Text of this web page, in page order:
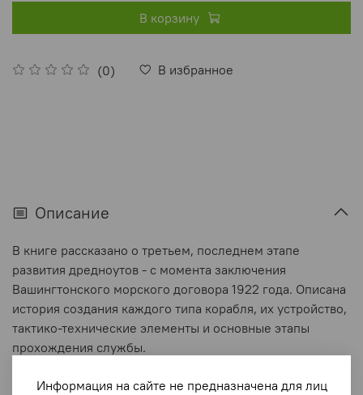
(0) В избранное
В корзину
Описание
В книге рассказано о третьем, последнем этапе
развития дредноутов - с момента заключения
Вашингтонского морского договора 1922 года. Описана
история создания каждого типа корабля, их устройство,
тактико-технические элементы и основные этапы
прохождения службы.
фотографий и чертежей. Предназначена для широкого
Информация на сайте не предназначена для лиц